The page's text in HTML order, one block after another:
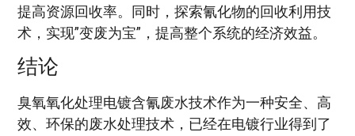
提高资源回收率。同时，探索氰化物的回收利用技
术，实现”变废为宝”，提高整个系统的经济效益。
结论
臭氧氧化处理电镀含氰废水技术作为一种安全、高
效、环保的废水处理技术，已经在电镀行业得到了